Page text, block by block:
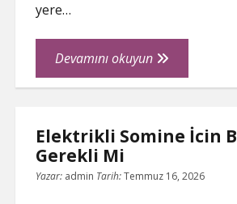
yere…
Devamını okuyunElazigda
İs
Arac
Elektrikli Somine İcin
Gerekli Mi
Yazar: admin Tarih:Temmuz 16, 2026